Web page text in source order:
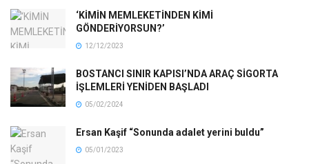
‘KİMİN MEMLEKETİNDEN KİMİ
GÖNDERİYORSUN?’
12/12/2023
BOSTANCI SINIR KAPISI’NDA ARAÇ SİGORTA
İŞLEMLERİ YENİDEN BAŞLADI
05/02/2024
Ersan Kaşif “Sonunda adalet yerini buldu”
05/01/2023